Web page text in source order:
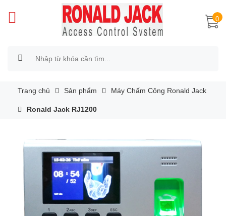
0
Trang chủ Sản phẩm Máy Chấm Công Ronald Jack
Ronald Jack RJ1200